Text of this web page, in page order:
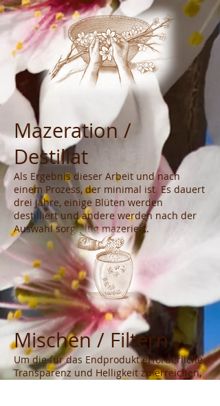
Mazeration /
Destillat
Als Ergebnis dieser Arbeit und nach
einem Prozess, der minimal ist Es dauert
drei Jahre, einige Blüten werden
destilliert und andere werden nach der
Auswahl sorgfältig mazeriert.
Mischen / Filtern
Um die für das Endprodukt erforderliche
Transparenz und Helligkeit zu erreichen,